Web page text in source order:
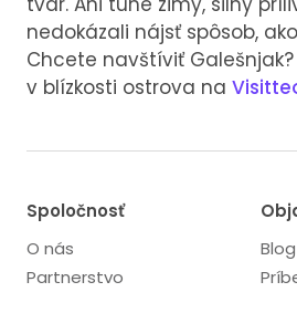
nedokázali nájsť spôsob,
Chcete navštíviť
v blízkosti ostrova na
Spoločnosť
O nás
Partnerstvo
Blog